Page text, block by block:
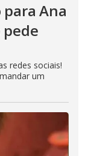
Ana
redes sociais!
um